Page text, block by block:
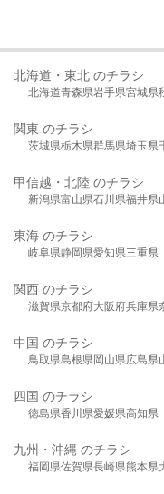
北海道・東北 のチラシ
北海道青森県岩手県宮城県
関東 のチラシ
茨城県栃木県群馬県埼玉県
甲信越・北陸 のチラシ
新潟県富山県石川県福井県
東海 のチラシ
岐阜県静岡県愛知県三重県
関西 のチラシ
滋賀県京都府大阪府兵庫県
中国 のチラシ
鳥取県島根県岡山県広島県
四国 のチラシ
徳島県香川県愛媛県高知県
九州・沖縄 のチラシ
福岡県佐賀県長崎県熊本県